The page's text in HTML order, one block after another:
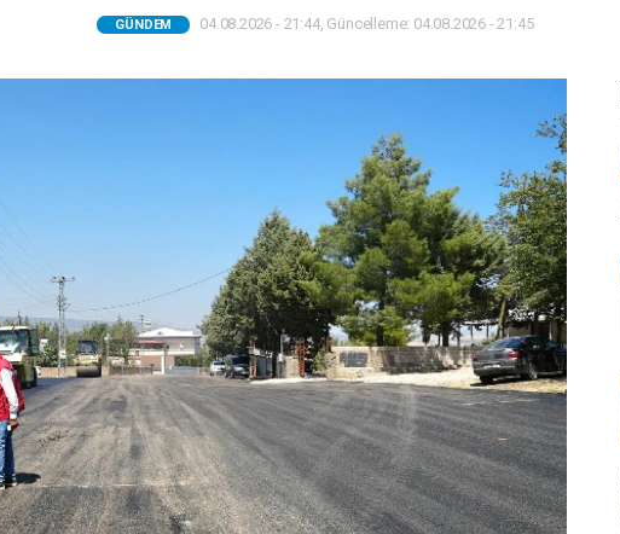
GÜNDEM 04.08.2026 - 21:44, Güncelleme: 04.08.2026 - 21:45